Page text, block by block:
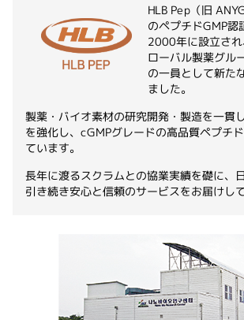
HLB Pep（旧
のペプチドGMP認
2000年に設立さ
ローバル製薬グル
の一員として新た
ました。
製薬・バイオ素材の研究開発・製造を一貫
を強化し、cGMPグレードの高品質ペプチ
ています。
長年に渡るスクラムとの協業実績を礎に、
引き続き安心と信頼のサービスをお届けし